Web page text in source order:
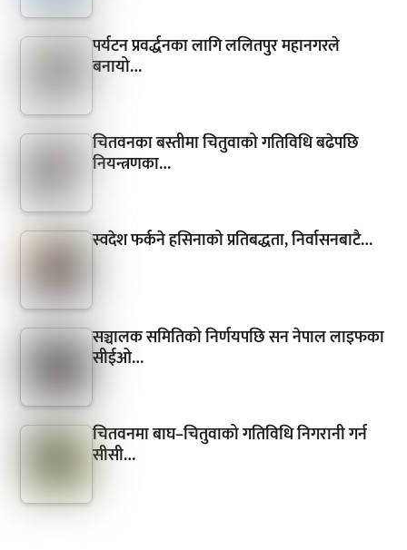
पर्यटन प्रवर्द्धनका लागि ललितपुर महानगरले
बनायो…
चितवनका बस्तीमा चितुवाको गतिविधि बढेपछि
नियन्त्रणका…
स्वदेश फर्कने हसिनाको प्रतिबद्धता, निर्वासनबाटै…
सञ्चालक समितिको निर्णयपछि सन नेपाल लाइफका
सीईओ…
चितवनमा बाघ–चितुवाको गतिविधि निगरानी गर्न
सीसी…